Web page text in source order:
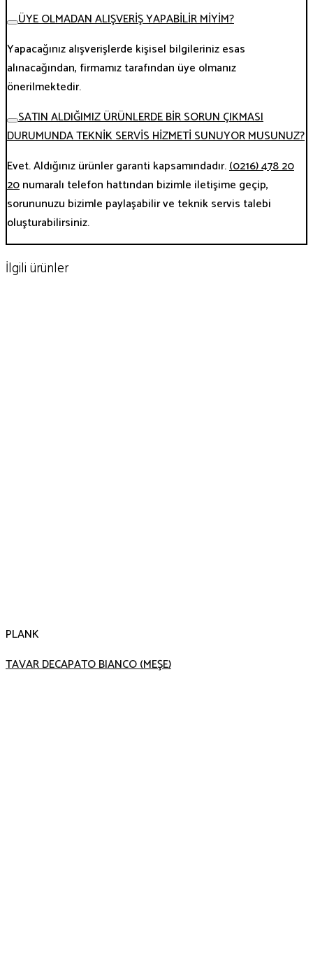
ÜYE OLMADAN ALIŞVERİŞ YAPABİLİR MİYİM?
Yapacağınız alışverişlerde kişisel bilgileriniz esas
alınacağından, firmamız tarafından üye olmanız
önerilmektedir.
SATIN ALDIĞIMIZ ÜRÜNLERDE BİR SORUN ÇIKMASI
DURUMUNDA TEKNİK SERVİS HİZMETİ SUNUYOR MUSUNUZ?
Evet. Aldığınız ürünler garanti kapsamındadır.(0216) 478 20
20numaralı telefon hattından bizimle iletişime geçip,
sorununuzu bizimle paylaşabilir ve teknik servis talebi
oluşturabilirsiniz.
İlgili ürünler
PLANK
TAVAR DECAPATO BIANCO (MEŞE)